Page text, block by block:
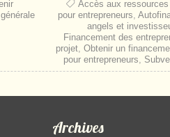
Accès aux
pour entrepreneurs
angels et
Financement des
projet, Obtenir un
pour entrepreneurs
Archives